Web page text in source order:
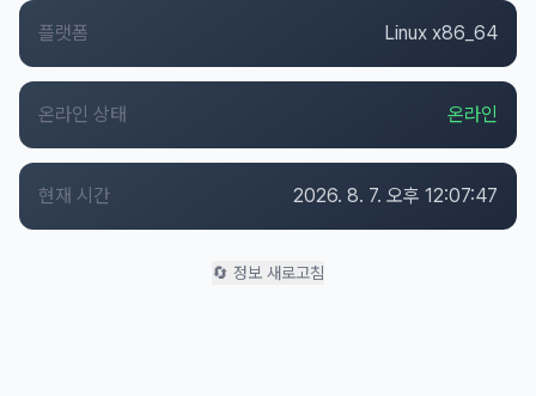
플랫폼 Linux x86_64
온라인 상태 온라인
현재 시간 2026. 8. 7. 오후 12:07:48
🔄 정보 새로고침